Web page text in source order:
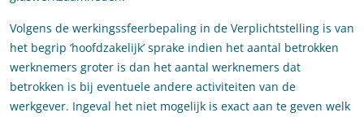
Volgens de werkingssfeerbepaling in de Verplichtstelling is van
het begrip ‘hoofdzakelijk’ sprake indien het aantal betrokken
werknemers groter is dan het aantal werknemers dat
betrokken is bij eventuele andere activiteiten van de
werkgever. Ingeval het niet mogelijk is exact aan te geven welk